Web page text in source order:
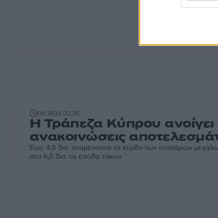
08:3618.02.25
Η Τράπεζα Κύπρου ανοίγει
ανακοινώσεις
Έως 4,5 δισ. αναμένονται τα κέρδη των τεσσάρων
στα 6,5 δισ. τα έσοδα τόκων